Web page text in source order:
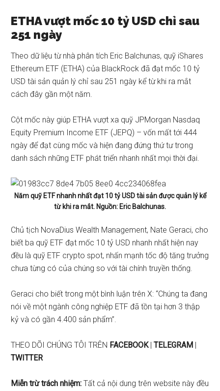
ETHA vượt mốc 10 tỷ USD chỉ sau
251 ngày
Theo dữ liệu từ nhà phân tích Eric Balchunas, quỹ iShares
Ethereum ETF (ETHA) của BlackRock đã đạt mốc 10 tỷ
USD tài sản quản lý chỉ sau 251 ngày kể từ khi ra mắt
cách đây gần một năm.
Cột mốc này giúp ETHA vượt xa quỹ JPMorgan Nasdaq
Equity Premium Income ETF (JEPQ) – vốn mất tới 444
ngày để đạt cùng mốc và hiện đang đứng thứ tư trong
danh sách những ETF phát triển nhanh nhất mọi thời đại.
Năm quỹ ETF nhanh nhất đạt 10 tỷ USD tài sản được quản lý kể
từ khi ra mắt. Nguồn: Eric Balchunas.
Chủ tịch NovaDius Wealth Management, Nate Geraci, cho
biết ba quỹ ETF đạt mốc 10 tỷ USD nhanh nhất hiện nay
đều là quỹ ETF crypto spot, nhấn mạnh tốc độ tăng trưởng
chưa từng có của chúng so với tài chính truyền thống.
Geraci cho biết trong một bình luận trên X: “Chúng ta đang
nói về một ngành công nghiệp ETF đã tồn tại hơn 3 thập
kỷ và có gần 4.400 sản phẩm”.
THEO DÕI CHÚNG TÔI TRÊN FACEBOOK|TELEGRAM |
TWITTER
Miễn trừ trách nhiệm: Tất cả nội dung trên website này đều